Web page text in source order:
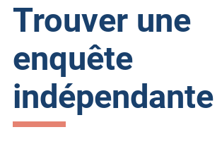
Trouver une
enquête
indépendante